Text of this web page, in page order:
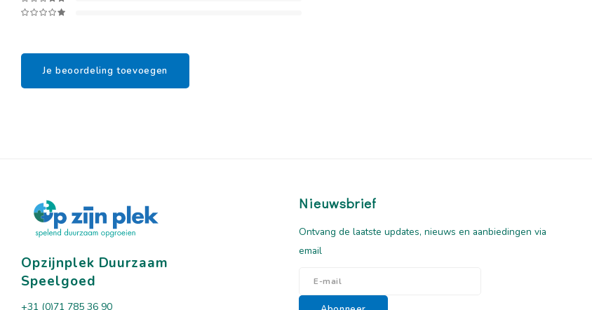
Je beoordeling toevoegen
Opzijnplek Duurzaam
Speelgoed
+31 (0)71 785 36 90
Nieuwsbrief
Ontvang de laatste updates, nieuws en aanbiedingen via
email